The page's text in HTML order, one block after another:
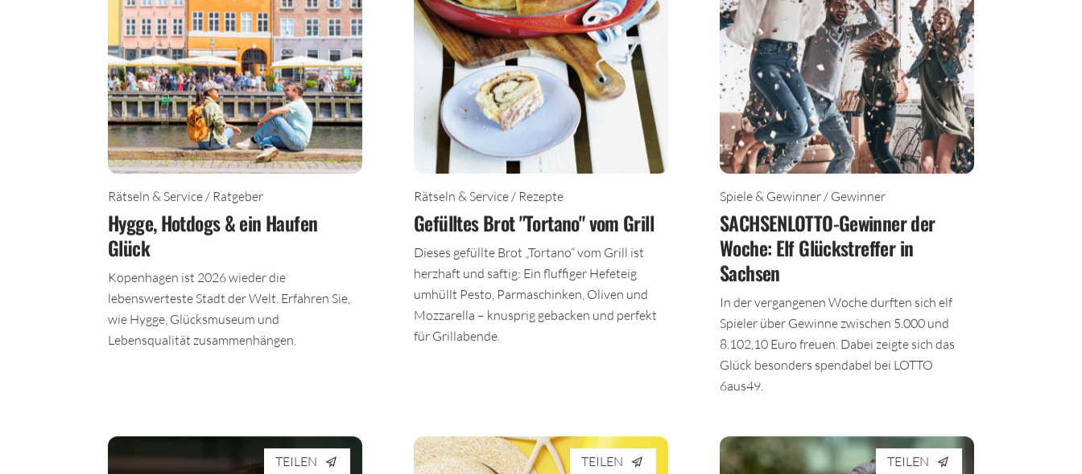
Rätseln & Service / Ratgeber
Hygge, Hotdogs & ein Haufen
Glück
Kopenhagen ist 2026 wieder die
lebenswerteste Stadt der Welt. Erfahren Sie,
wie Hygge, Glücksmuseum und
Lebensqualität zusammenhängen.
Rätseln & Service / Rezepte
Gefülltes Brot "Tortano" vom Grill
Dieses gefüllte Brot „Tortano“ vom Grill ist
herzhaft und saftig: Ein fluffiger Hefeteig
umhüllt Pesto, Parmaschinken, Oliven und
Mozzarella – knusprig gebacken und perfekt
für Grillabende.
Spiele & Gewinner / Gewinner
SACHSENLOTTO-Gewinner der
Woche: Elf Glückstreffer in
Sachsen
In der vergangenen Woche durften sich elf
Spieler über Gewinne zwischen 5.000 und
8.102,10 Euro freuen. Dabei zeigte sich das
Glück besonders spendabel bei LOTTO
6aus49.
TEILEN TEILEN TEILEN